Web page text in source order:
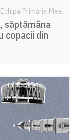
Echipa Primăria Mea
săptămâna
copacii din